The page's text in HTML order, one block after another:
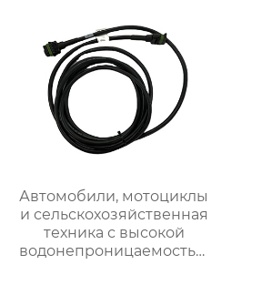
Автомобили, мотоциклы
и сельскохозяйственная
техника с высокой
водонепроницаемостью